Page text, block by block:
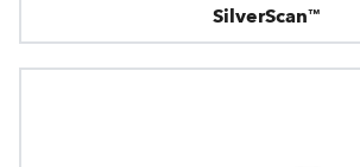
SilverScan™